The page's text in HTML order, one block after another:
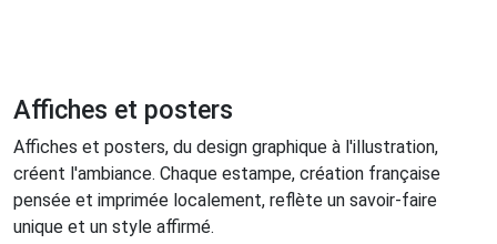
Affiches et posters
Affiches et posters, du design graphique à l'illustration,
créent l'ambiance. Chaque estampe, création française
pensée et imprimée localement, reflète un savoir-faire
unique et un style affirmé.